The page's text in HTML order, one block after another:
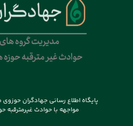
پایگاه اطلاع رسانی جهادگران
مواجهه با حوادث غیرمترقبه